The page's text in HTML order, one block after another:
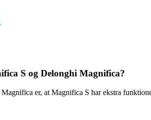
S og Delonghi Magnifica?
er, at Magnifica S har ekstra